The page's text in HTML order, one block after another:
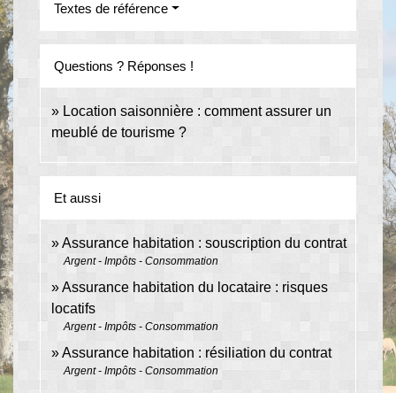
Textes de référence
Questions ? Réponses !
Location saisonnière : comment assurer un
meublé de tourisme ?
Et aussi
Assurance habitation : souscription du contrat
Argent - Impôts - Consommation
Assurance habitation du locataire : risques
locatifs
Argent - Impôts - Consommation
Assurance habitation : résiliation du contrat
Argent - Impôts - Consommation